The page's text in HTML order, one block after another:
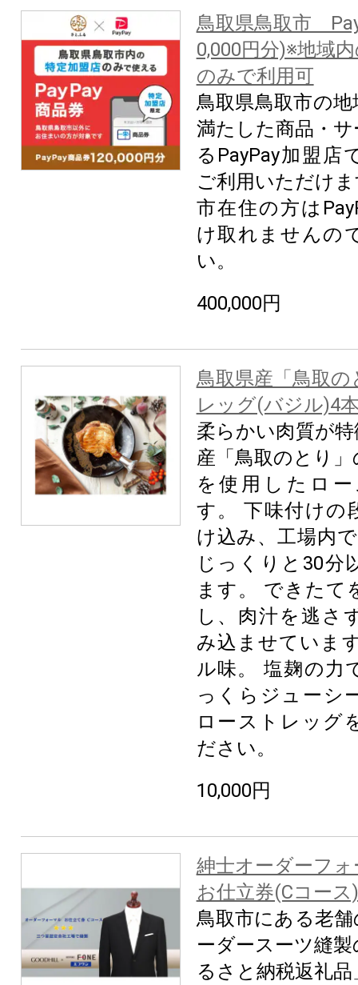
鳥取県鳥取市
0,000円分)※地域
のみで利用可
鳥取県鳥取市の
満たした商品・
るPayPay加盟店
ご利用いただけ
市在住の方は
け取れませんの
い。
400,000円
鳥取県産「鳥取
レッグ(バジル)4
柔らかい肉質が
産「鳥取のとり
を使用したロ
す。 下味付けの
け込み、工場内
じっくりと30分
ます。 できたて
し、肉汁を逃さ
み込ませていま
ル味。 塩麹の力
っくらジューシ
ローストレッグ
ださい。
10,000円
紳士オーダーフ
お仕立券(Cコース)
鳥取市にある老
ーダースーツ縫
るさと納税返礼